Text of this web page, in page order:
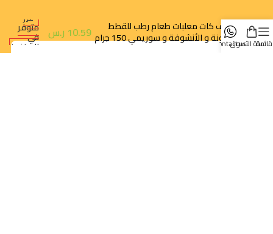
قائمةسلة التسوقcontact us
لايف كات معلبات طعام رطب للقطط
بالتونة و الأنشوفة و سوريمي 150 جرام 10.59 ر.س
غير
متوفر
في
المخزون